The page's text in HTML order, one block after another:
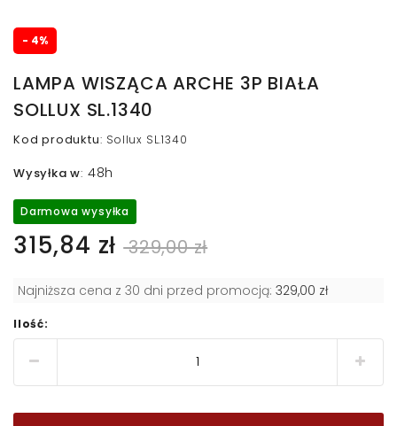
- 4%
LAMPA WISZĄCA ARCHE 3P BIAŁA
SOLLUX SL.1340
Kod produktu: Sollux SL.1340
Wysyłka w: 48h
Darmowa wysyłka
315,84 zł 329,00 zł
Najniższa cena z 30 dni przed promocją: 329,00 zł
Ilość: